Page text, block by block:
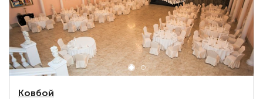
Ковбой